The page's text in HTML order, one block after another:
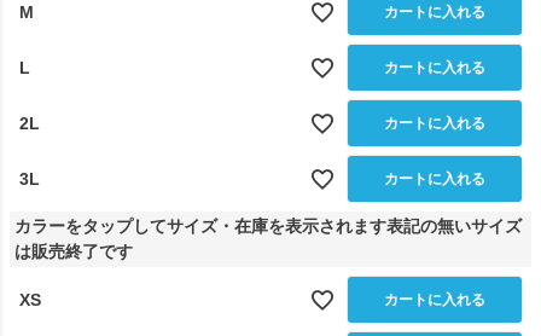
M カートに入れる
L カートに入れる
2L カートに入れる
3L カートに入れる
カラーをタップしてサイズ・在庫を表示されます表記の無いサイズ
は販売終了です
XS カートに入れる